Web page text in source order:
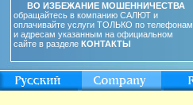
ВО ИЗБЕЖАНИЕ МОШЕННИЧЕСТВА
обращайтесь в компанию САЛЮТ и
оплачивайте услуги ТОЛЬКО по телефонам
и адресам указанным на официальном
сайте в разделе КОНТАКТЫ